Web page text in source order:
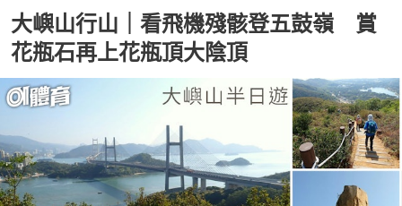
大嶼山行山｜看飛機殘骸登五鼓嶺 賞
花瓶石再上花瓶頂大陰頂